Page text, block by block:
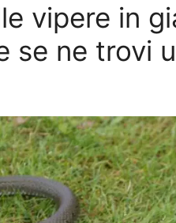
vipere in
se ne trovi